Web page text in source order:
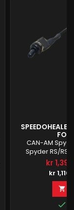
FOR
CAN-AM
Spyder RS/
RT/RTS (ALL
years), ATVs
years), ALL
kr
kr

